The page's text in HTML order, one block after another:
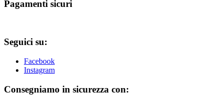
Pagamenti sicuri
Seguici su:
Facebook
Instagram
Consegniamo in sicurezza con: